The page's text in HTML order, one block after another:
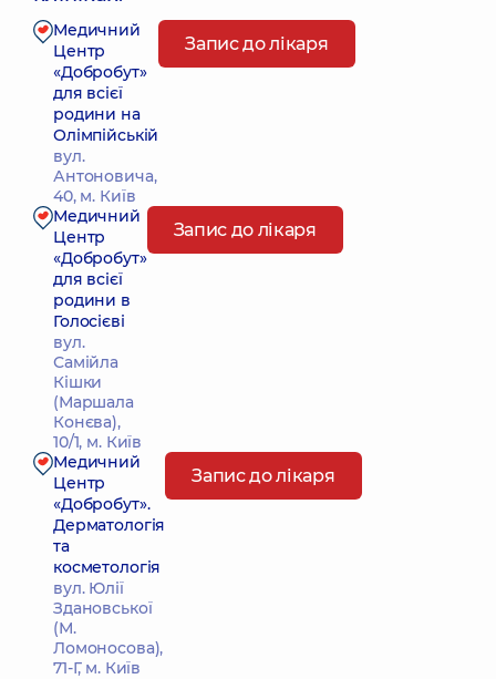
Медичний
Центр
«Добробут»
для всієї
родини на
Олімпійській
вул.
Антоновича,
40, м. Київ
Запис до лікаря
Медичний
Центр
«Добробут»
для всієї
родини в
Голосієві
вул.
Самійла
Кішки
(Маршала
Конєва),
10/1, м. Київ
Запис до лікаря
Медичний
Центр
«Добробут».
Дерматологія
та
косметологія
вул. Юлії
Здановської
(М.
Ломоносова),
71-Г, м. Київ
Запис до лікаря